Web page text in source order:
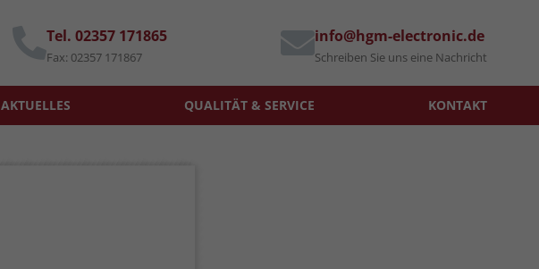
Tel. 02357 171865
Fax: 02357 171867
info@hgm-electronic.de
Schreiben Sie uns eine Nachricht
AKTUELLES QUALITÄT & SERVICE KONTAKT